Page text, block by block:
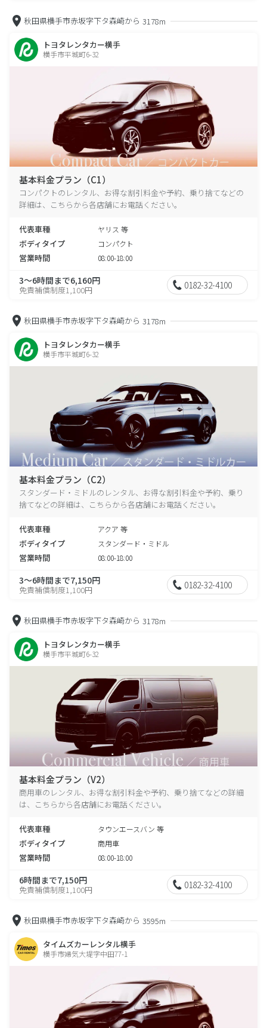
秋田県横手市赤坂字下タ森崎から 3178m
トヨタレンタカー横手
横手市平城町6-32
基本料金プラン（C1）
コンパクトのレンタル、お得な割引料金や予約、乗り捨てなどの
詳細は、こちらから各店舗にお電話ください。
代表車種 ヤリス 等
ボディタイプ コンパクト
営業時間 08:00-18:00
3～6時間まで6,160円
免責補償制度1,100円 0182-32-4100
秋田県横手市赤坂字下タ森崎から 3178m
トヨタレンタカー横手
横手市平城町6-32
基本料金プラン（C2）
スタンダード・ミドルのレンタル、お得な割引料金や予約、乗り
捨てなどの詳細は、こちらから各店舗にお電話ください。
代表車種 アクア 等
ボディタイプ スタンダード・ミドル
営業時間 08:00-18:00
3～6時間まで7,150円
免責補償制度1,100円 0182-32-4100
秋田県横手市赤坂字下タ森崎から 3178m
トヨタレンタカー横手
横手市平城町6-32
基本料金プラン（V2）
商用車のレンタル、お得な割引料金や予約、乗り捨てなどの詳細
は、こちらから各店舗にお電話ください。
代表車種 タウンエースバン 等
ボディタイプ 商用車
営業時間 08:00-18:00
6時間まで7,150円
免責補償制度1,100円 0182-32-4100
秋田県横手市赤坂字下タ森崎から 3595m
タイムズカーレンタル横手
横手市婦気大堤字中田77-1